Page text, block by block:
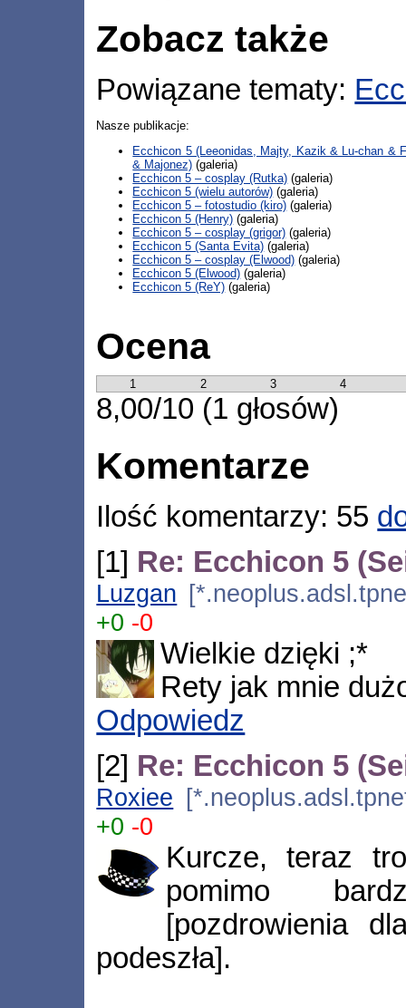
Zobacz także
Powiązane tematy:
Nasze publikacje:
Ecchicon 5 (Leeonidas, Majty, Kazik & Lu-chan &
& Majonez) (galeria)
Ecchicon 5 – cosplay (Rutka) (galeria)
Ecchicon 5 (wielu autorów) (galeria)
Ecchicon 5 – fotostudio (kiro) (galeria)
Ecchicon 5 (Henry) (galeria)
Ecchicon 5 – cosplay (grigor) (galeria)
Ecchicon 5 (Santa Evita) (galeria)
Ecchicon 5 – cosplay (Elwood) (galeria)
Ecchicon 5 (Elwood) (galeria)
Ecchicon 5 (ReY) (galeria)
Ocena
1 2 3 4
8,00/10 (1 głosów)
Komentarze
Ilość komentarzy: 55
[1] Re: Ecchicon 5
Luzgan
+0 -0
Wielkie dzięki ;*
Rety jak mnie
Odpowiedz
[2] Re: Ecchicon 5
Roxiee
+0 -0
Kurcze, teraz
pomimo
[pozdrowienia
podeszła].